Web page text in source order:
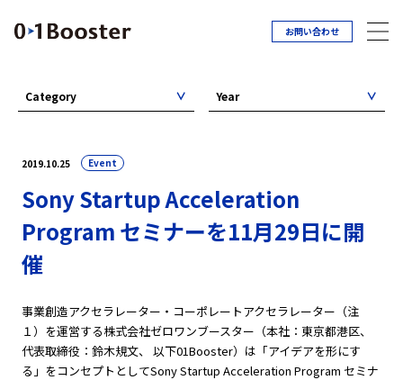
お問い合わせ
2019.10.25 Event
Sony Startup Acceleration
Program セミナーを11月29日に開
催
事業創造アクセラレーター・コーポレートアクセラレーター（注
１）を運営する株式会社ゼロワンブースター（本社：東京都港区、
代表取締役：鈴木規文、 以下01Booster）は「アイデアを形にす
る」をコンセプトとしてSony Startup Acceleration Program セミナ
Category Year